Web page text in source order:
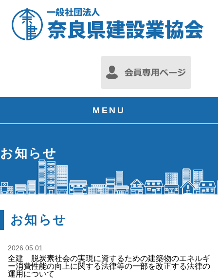
MENU
お知らせ
お知らせ
2026.05.01
全建 脱炭素社会の実現に資するための建築物のエネルギ
ー消費性能の向上に関する法律等の一部を改正する法律の
運用について